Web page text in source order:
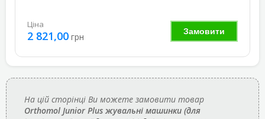
Замовити
Ціна
2 821,00 грн
На цій сторінці Ви можете замовити товар
Orthomol Junior Plus жувальні машинки (для